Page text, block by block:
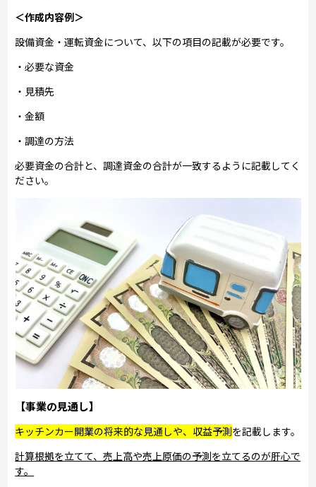
＜作成内容例＞
設備資金・運転資金について、以下の項目の記載が必要です。
・必要な資金
・見積先
・金額
・調達の方法
必要資金の合計と、調達資金の合計が一致するように記載してく
ださい。
【事業の見通し】
キッチンカー開業の将来的な見通しや、収益予測を記載します。
計算根拠を立てて、売上高や売上原価の予測を立てるのが肝心で
す。